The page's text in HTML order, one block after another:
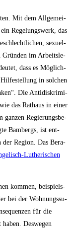
Mit dem All­ge­mei­
Rege­lungs­werk, das
sexu­el­
Grün­den im Arbeits­le­
dass es Mög­lich­
in sol­chen
Die Anti­dis­kri­mi­
das Rat­haus in einer
gan­zen Regie­rungs­be­
Bam­bergs, ist ent­
der Regi­on. Das Bera­
Luthe­ri­schen
kom­men, bei­spiels­
bei der Woh­nungs­su­
für die
Des­we­gen